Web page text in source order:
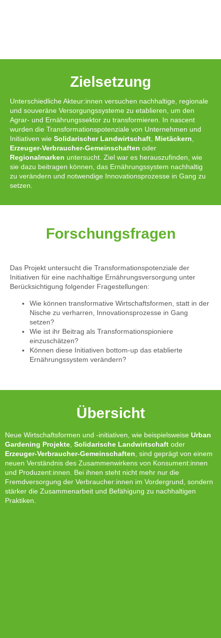
Zielsetzung
Unterschiedliche Akteur:innen versuchen nachhaltige, regionale
und souveräne Versorgungssysteme zu etablieren, um den
Agrar- und Ernährungssektor zu transformieren. In nascent
wurden die Transformationspotenziale von Unternehmen und
Initiativen wie Solidarischer Landwirtschaft Mietäckern
Erzeuger‐Verbraucher‐Gemeinschaften oder
Regionalmarken untersucht. Ziel war es herauszufinden, wie
sie dazu beitragen können, das Ernährungssystem nachhaltig
zu verändern und notwendige Innovationsprozesse in Gang zu
setzen.
Forschungsfragen
Das Projekt untersucht die Transformationspotenziale der
Initiativen für eine nachhaltige Ernährungsversorgung unter
Berücksichtigung folgender Fragestellungen:
Wie können transformative Wirtschaftsformen, statt in der
Nische zu verharren, Innovationsprozesse in Gang
setzen?
Wie ist ihr Beitrag als Transformationspioniere
einzuschätzen?
Können diese Initiativen bottom-up das etablierte
Ernährungssystem verändern?
Übersicht
Neue Wirtschaftsformen und -initiativen, wie beispielsweise Urban
Gardening Projekte Solidarische Landwirtschaft oder
Erzeuger-Verbraucher-Gemeinschaften , sind geprägt von einem
neuen Verständnis des Zusammenwirkens von Konsument:innen
und Produzent:innen. Bei ihnen steht nicht mehr nur die
Fremdversorgung der Verbraucher:innen im Vordergrund, sondern
stärker die Zusammenarbeit und Befähigung zu nachhaltigen
Praktiken.